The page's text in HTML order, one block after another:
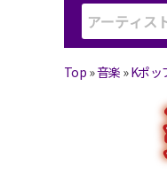
Top »音楽 »Kポッ